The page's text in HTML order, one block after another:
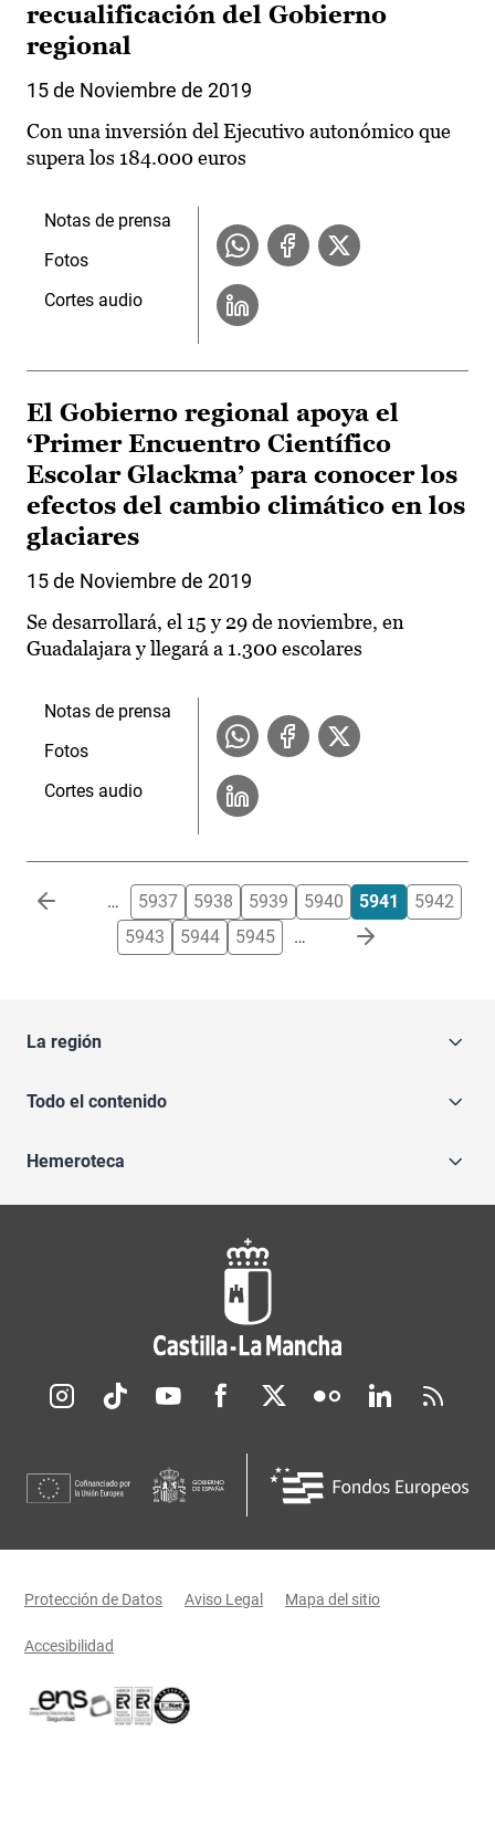
recualificación del Gobierno
regional
15 de Noviembre de 2019
Con una inversión del Ejecutivo autonómico que
supera los 184.000 euros
Notas de prensa
Fotos
Cortes audio
El Gobierno regional apoya el
‘Primer Encuentro Científico
Escolar Glackma’ para conocer los
efectos del cambio climático en los
glaciares
15 de Noviembre de 2019
Se desarrollará, el 15 y 29 de noviembre, en
Guadalajara y llegará a 1.300 escolares
Notas de prensa
Fotos
Cortes audio
Paginación … 5937 5938 5939 5940 5941
5942
5943
5944 5945 …
La región
Todo el contenido
Hemeroteca
Redes sociales JCCM
Menú legal
Protección de Datos Aviso Legal Mapa del sitio
Accesibilidad